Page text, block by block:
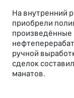
На внутренний
приобрели
произведённые
ручной
сделок
манатов.